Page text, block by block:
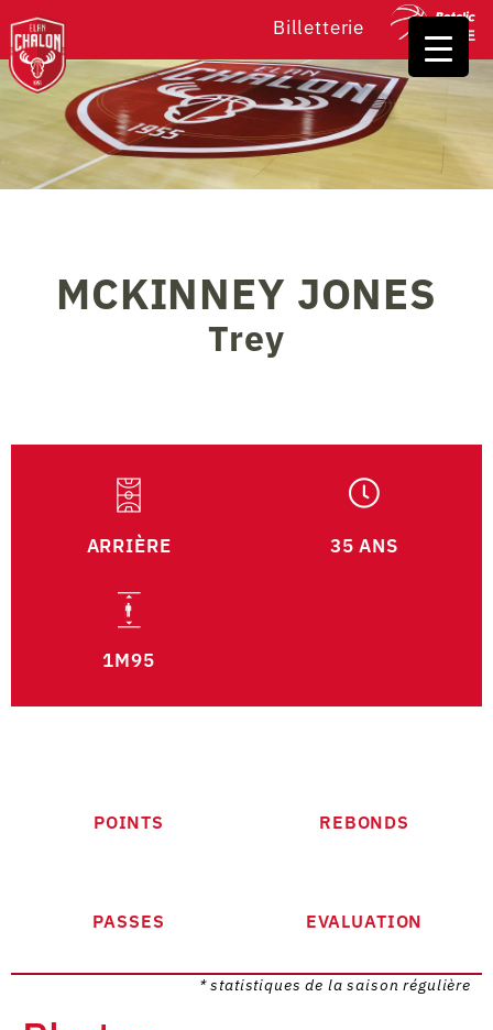
Billetterie
MCKINNEY JONES
Trey
ARRIÈRE 35 ANS
1M95
POINTS REBONDS
PASSES EVALUATION
* statistiques de la saison régulière